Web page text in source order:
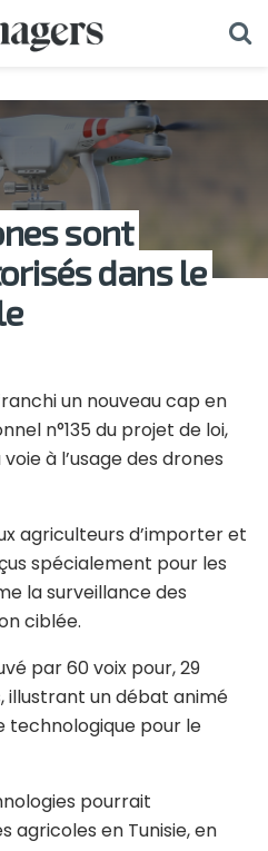
sont
dans le
un nouveau cap en
n°135 du projet de loi,
à l’usage des drones
agriculteurs d’importer et
spécialement pour les
la surveillance des
ciblée.
par 60 voix pour, 29
illustrant un débat animé
pour le
pourrait
agricoles en Tunisie, en